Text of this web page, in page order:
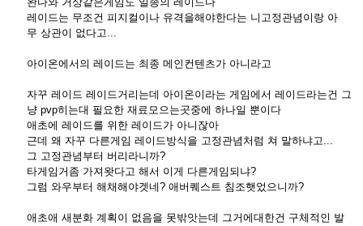
레이드는 무조건 피지컬이나 유격을해야한다는 니고정관념이랑 아
무 상관이 없다고...
아이온에서의 레이드는 최종 메인컨텐츠가 아니라고
자꾸 레이드 레이드거리는데 아이온이라는 게임에서 레이드라는건 그
냥 pvp히는대 필요한 재료모으는곳중에 하나일 뿐이다
애초에 레이드를 위한 레이드가 아니잖아
근데 왜 자꾸 다른게임 레이드방식을 고정관념처럼 쳐 말하냐고...
그 고정관념부터 버리라니까?
타게임거좀 가져왓다고 해서 이게 다른게임되냐?
그럼 와우부터 해채해야겟네? 애버퀘스트 침조햇었으니까?
애초애 새분화 계획이 없음을 못밖앗는데 그거에대한건 구체적인 발